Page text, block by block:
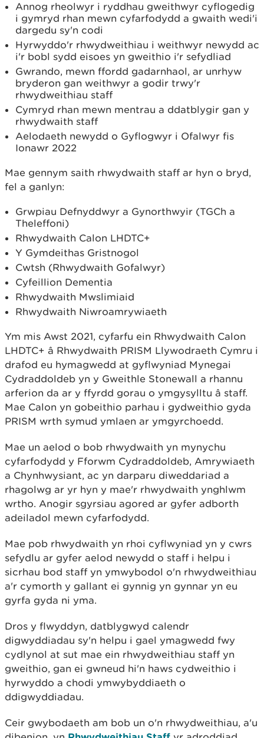
Annog rheolwyr i ryddhau gweithwyr cyflogedig
i gymryd rhan mewn cyfarfodydd a gwaith wedi'i
dargedu sy'n codi
Hyrwyddo'r rhwydweithiau i weithwyr newydd ac
i'r bobl sydd eisoes yn gweithio i'r sefydliad
Gwrando, mewn ffordd gadarnhaol, ar unrhyw
bryderon gan weithwyr a godir trwy'r
rhwydweithiau staff
Cymryd rhan mewn mentrau a ddatblygir gan y
rhwydwaith staff
Aelodaeth newydd o Gyflogwyr i Ofalwyr fis
Ionawr 2022
Mae gennym saith rhwydwaith staff ar hyn o bryd,
fel a ganlyn:
Grwpiau Defnyddwyr a Gynorthwyir (TGCh a
Theleffoni)
Rhwydwaith Calon LHDTC+
Y Gymdeithas Gristnogol
Cwtsh (Rhwydwaith Gofalwyr)
Cyfeillion Dementia
Rhwydwaith Mwslimiaid
Rhwydwaith Niwroamrywiaeth
Ym mis Awst 2021, cyfarfu ein Rhwydwaith Calon
LHDTC+ â Rhwydwaith PRISM Llywodraeth Cymru i
drafod eu hymagwedd at gyflwyniad Mynegai
Cydraddoldeb yn y Gweithle Stonewall a rhannu
arferion da ar y ffyrdd gorau o ymgysylltu â staff.
Mae Calon yn gobeithio parhau i gydweithio gyda
PRISM wrth symud ymlaen ar ymgyrchoedd.
Mae un aelod o bob rhwydwaith yn mynychu
cyfarfodydd y Fforwm Cydraddoldeb, Amrywiaeth
a Chynhwysiant, ac yn darparu diweddariad a
rhagolwg ar yr hyn y mae'r rhwydwaith ynghlwm
wrtho. Anogir sgyrsiau agored ar gyfer adborth
adeiladol mewn cyfarfodydd.
Mae pob rhwydwaith yn rhoi cyflwyniad yn y cwrs
sefydlu ar gyfer aelod newydd o staff i helpu i
sicrhau bod staff yn ymwybodol o'n rhwydweithiau
a'r cymorth y gallant ei gynnig yn gynnar yn eu
gyrfa gyda ni yma.
Dros y flwyddyn, datblygwyd calendr
digwyddiadau sy'n helpu i gael ymagwedd fwy
cydlynol at sut mae ein rhwydweithiau staff yn
gweithio, gan ei gwneud hi'n haws cydweithio i
hyrwyddo a chodi ymwybyddiaeth o
ddigwyddiadau.
Ceir gwybodaeth am bob un o'n rhwydweithiau, a'u